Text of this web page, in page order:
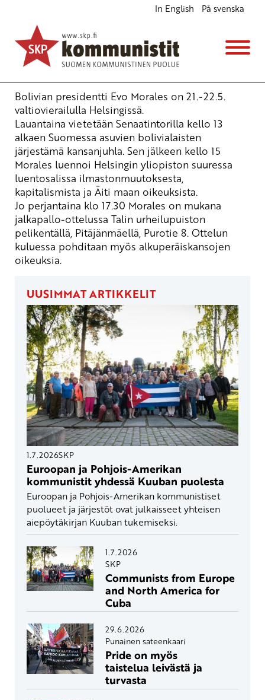
In English På svenska
Evo Morales Helsingissä
Ajankohtaista
24.5.2010 - 9:08
Bolivian presidentti Evo Morales on 21.-22.5.
valtiovierailulla Helsingissä.
Lauantaina vietetään Senaatintorilla kello 13
alkaen Suomessa asuvien bolivialaisten
järjestämä kansanjuhla. Sen jälkeen kello 15
Morales luennoi Helsingin yliopiston suuressa
luentosalissa ilmastonmuutoksesta,
kapitalismista ja Äiti maan oikeuksista.
Jo perjantaina klo 17.30 Morales on mukana
jalkapallo-ottelussa Talin urheilupuiston
pelikentällä, Pitäjänmäellä, Purotie 8. Ottelun
kuluessa pohditaan myös alkuperäiskansojen
oikeuksia.
UUSIMMAT ARTIKKELIT
1.7.2026SKP
Euroopan ja Pohjois-Amerikan
kommunistit yhdessä Kuuban puolesta
Euroopan ja Pohjois-Amerikan kommunistiset
puolueet ja järjestöt ovat julkaisseet yhteisen
aiepöytäkirjan Kuuban tukemiseksi.
1.7.2026
SKP
Communists from Europe
and North America for
Cuba
29.6.2026
Punainen sateenkaari
Pride on myös
taistelua leivästä ja
turvasta